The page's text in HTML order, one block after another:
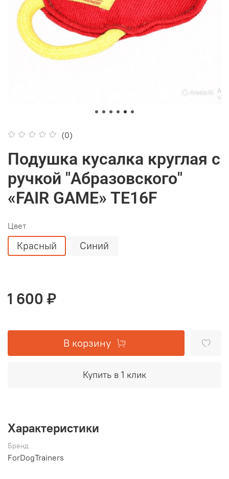
(0)
Подушка кусалка круглая с
ручкой "Абразовского"
«FAIR GAME» TE16F
Цвет
Красный Синий
1 600 ₽
В корзину
Купить в 1 клик
Характеристики
Бренд
ForDogTrainers